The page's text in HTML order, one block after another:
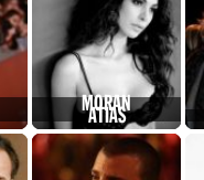
MORAN
ATIAS